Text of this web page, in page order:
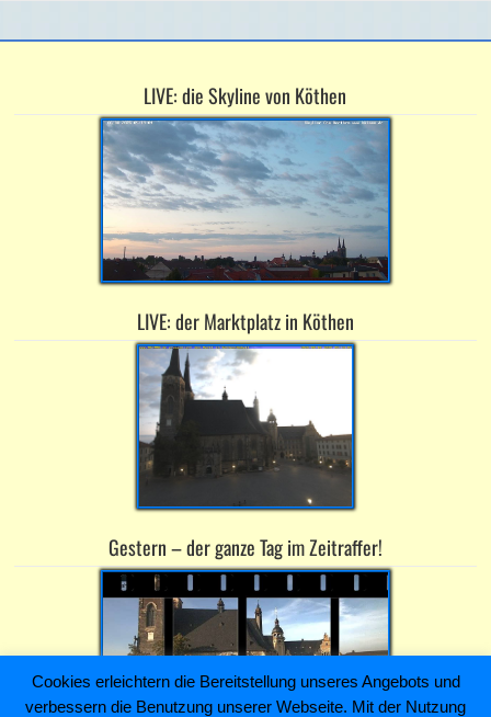
LIVE: die Skyline von Köthen
LIVE: der Marktplatz in Köthen
Gestern – der ganze Tag im Zeitraffer!
Cookies erleichtern die Bereitstellung unseres Angebots und
verbessern die Benutzung unserer Webseite. Mit der Nutzung